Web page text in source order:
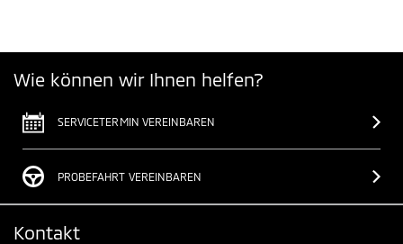
Wie können wir Ihnen helfen?
SERVICETERMIN VEREINBAREN
PROBEFAHRT VEREINBAREN
Kontakt